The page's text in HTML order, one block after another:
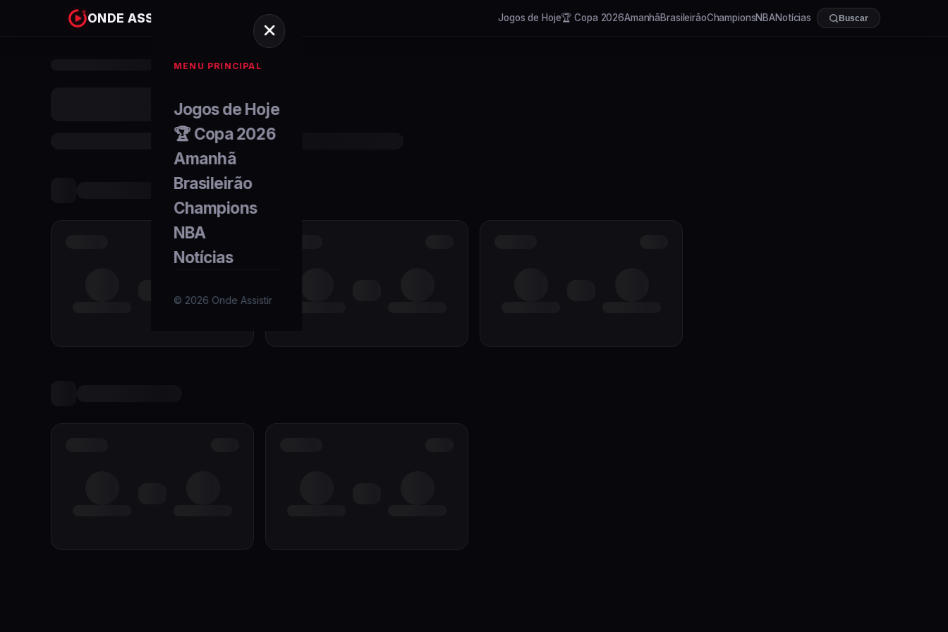
ONDE ASSISTIR Jogos de Hoje🏆 Copa 2026AmanhãBrasileirãoChampionsNBANotícias Buscar
MENU PRINCIPAL
Jogos de Hoje
🏆 Copa 2026
Amanhã
Brasileirão
Champions
NBA
Notícias
© 2026 Onde Assistir